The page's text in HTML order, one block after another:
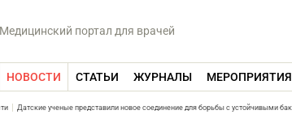
Медицинский портал для врачей
НОВОСТИ СТАТЬИ ЖУРНАЛЫ МЕРОПРИЯТИЯ
Датские ученые представили новое соединение для борьбы с устойчивыми